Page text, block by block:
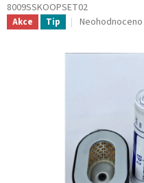
8009SSKOOPSET02
Akce Tip
Průměrné
Neohodnoceno